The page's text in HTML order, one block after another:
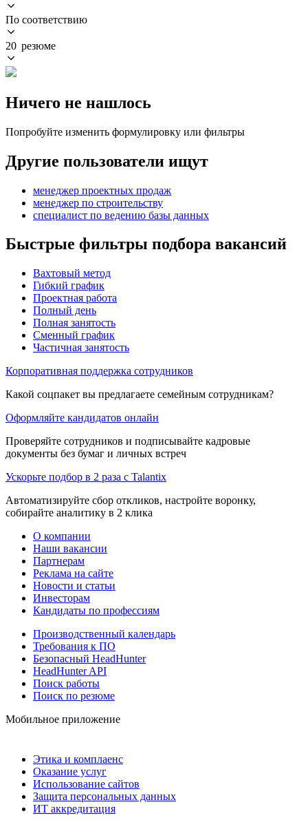
По соответствию
20 резюме
Ничего не нашлось
Попробуйте изменить формулировку или фильтры
Другие пользователи ищут
менеджер проектных продаж
менеджер по строительству
специалист по ведению базы данных
Быстрые фильтры подбора вакансий
Вахтовый метод
Гибкий график
Проектная работа
Полный день
Полная занятость
Сменный график
Частичная занятость
Корпоративная поддержка сотрудников
Какой соцпакет вы предлагаете семейным сотрудникам?
Оформляйте кандидатов онлайн
Проверяйте сотрудников и подписывайте кадровые
документы без бумаг и личных встреч
Ускорьте подбор в 2 раза с Talantix
Автоматизируйте сбор откликов, настройте воронку,
собирайте аналитику в 2 клика
О компании
Наши вакансии
Партнерам
Реклама на сайте
Новости и статьи
Инвесторам
Кандидаты по профессиям
Производственный календарь
Требования к ПО
Безопасный HeadHunter
HeadHunter API
Поиск работы
Поиск по резюме
Мобильное приложение
Этика и комплаенс
Оказание услуг
Использование сайтов
Защита персональных данных
ИТ аккредитация